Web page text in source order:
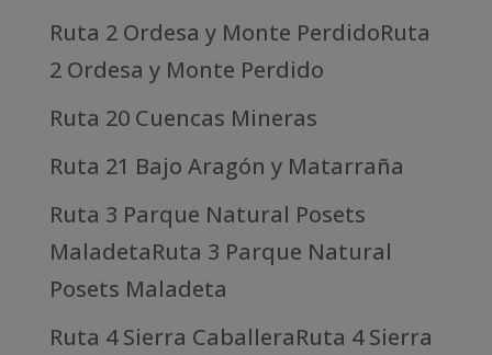
Ruta 2 Ordesa y Monte PerdidoRuta
2 Ordesa y Monte Perdido
Ruta 20 Cuencas Mineras
Ruta 21 Bajo Aragón y Matarraña
Ruta 3 Parque Natural Posets
MaladetaRuta 3 Parque Natural
Posets Maladeta
Ruta 4 Sierra CaballeraRuta 4 Sierra